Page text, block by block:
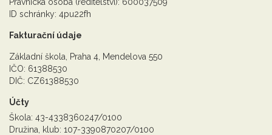
ID schránky: 4pu22fh
Fakturační údaje
Základní škola, Praha 4, Mendelova 550
IČO: 61388530
DIČ: CZ61388530
Účty
Škola: 43-4338360247/0100
Družina, klub: 107-3390870207/0100